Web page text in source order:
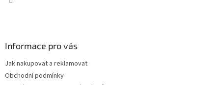
Informace pro vás
Jak nakupovat a reklamovat
Obchodní podmínky